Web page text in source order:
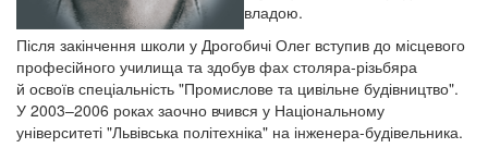
владою.
Після закінчення школи у Дрогобичі Олег вступив до місцевого
професійного училища та здобув фах столяра-різьбяра
й освоїв спеціальність "Промислове та цивільне будівництво".
У 2003–2006 роках заочно вчився у Національному
університеті "Львівська політехніка" на інженера-будівельника.